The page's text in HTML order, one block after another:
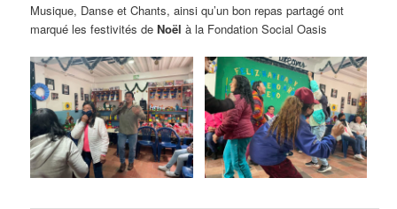
Musique, Danse et Chants, ainsi qu’un bon repas partagé ont
marqué les festivités deNoëlà la Fondation Social Oasis